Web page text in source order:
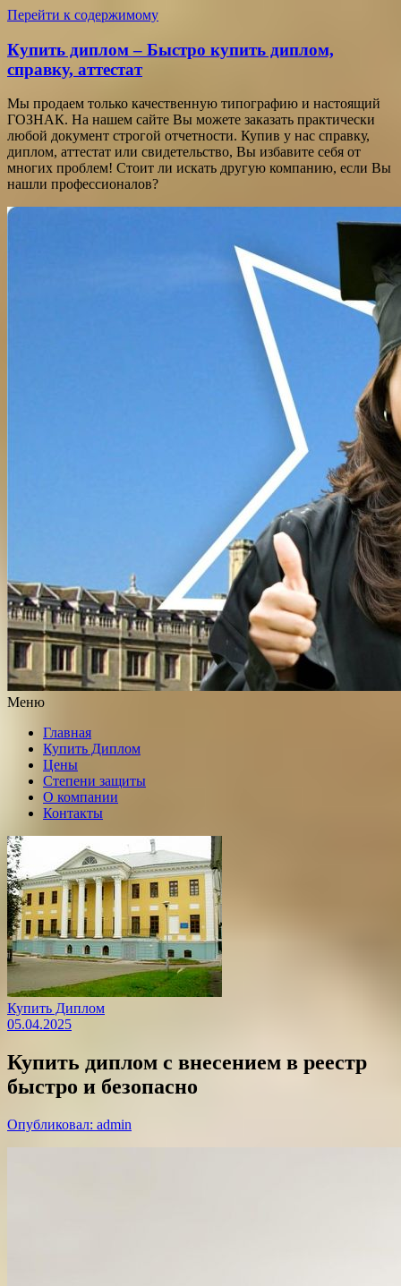
Перейти к содержимому
Купить диплом – Быстро купить диплом,
справку, аттестат
Мы продаем только качественную типографию и настоящий
ГОЗНАК. На нашем сайте Вы можете заказать практически
любой документ строгой отчетности. Купив у нас справку,
диплом, аттестат или свидетельство, Вы избавите себя от
многих проблем! Стоит ли искать другую компанию, если Вы
нашли профессионалов?
Меню
Главная
Купить Диплом
Цены
Степени защиты
О компании
Контакты
Купить Диплом
05.04.2025
Купить диплом с внесением в реестр
быстро и безопасно
Опубликовал: admin